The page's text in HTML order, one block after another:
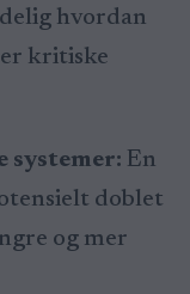
hvordan
kritiske
systemer: En
doblet
og mer